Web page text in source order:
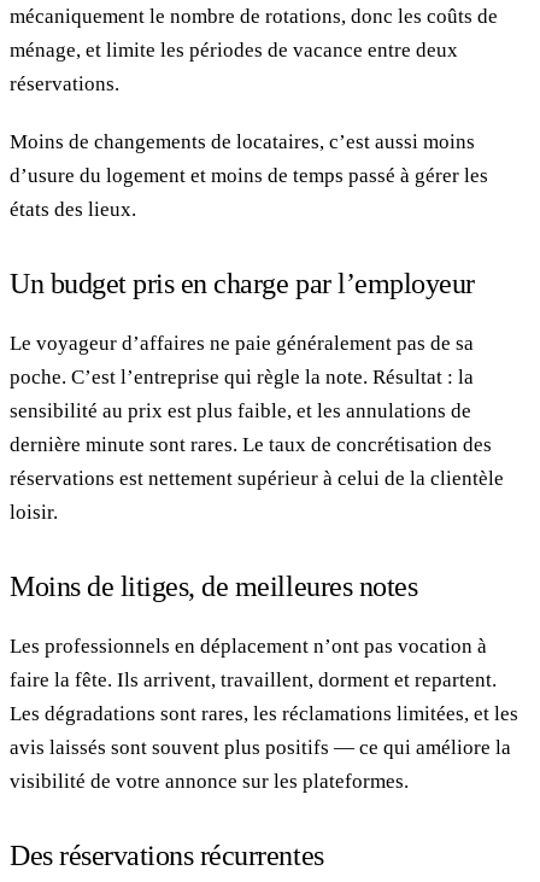
mécaniquement le nombre de rotations, donc les coûts de
ménage, et limite les périodes de vacance entre deux
réservations.
Moins de changements de locataires, c’est aussi moins
d’usure du logement et moins de temps passé à gérer les
états des lieux.
Un budget pris en charge par l’employeur
Le voyageur d’affaires ne paie généralement pas de sa
poche. C’est l’entreprise qui règle la note. Résultat : la
sensibilité au prix est plus faible, et les annulations de
dernière minute sont rares. Le taux de concrétisation des
réservations est nettement supérieur à celui de la clientèle
loisir.
Moins de litiges, de meilleures notes
Les professionnels en déplacement n’ont pas vocation à
faire la fête. Ils arrivent, travaillent, dorment et repartent.
Les dégradations sont rares, les réclamations limitées, et les
avis laissés sont souvent plus positifs — ce qui améliore la
visibilité de votre annonce sur les plateformes.
Des réservations récurrentes